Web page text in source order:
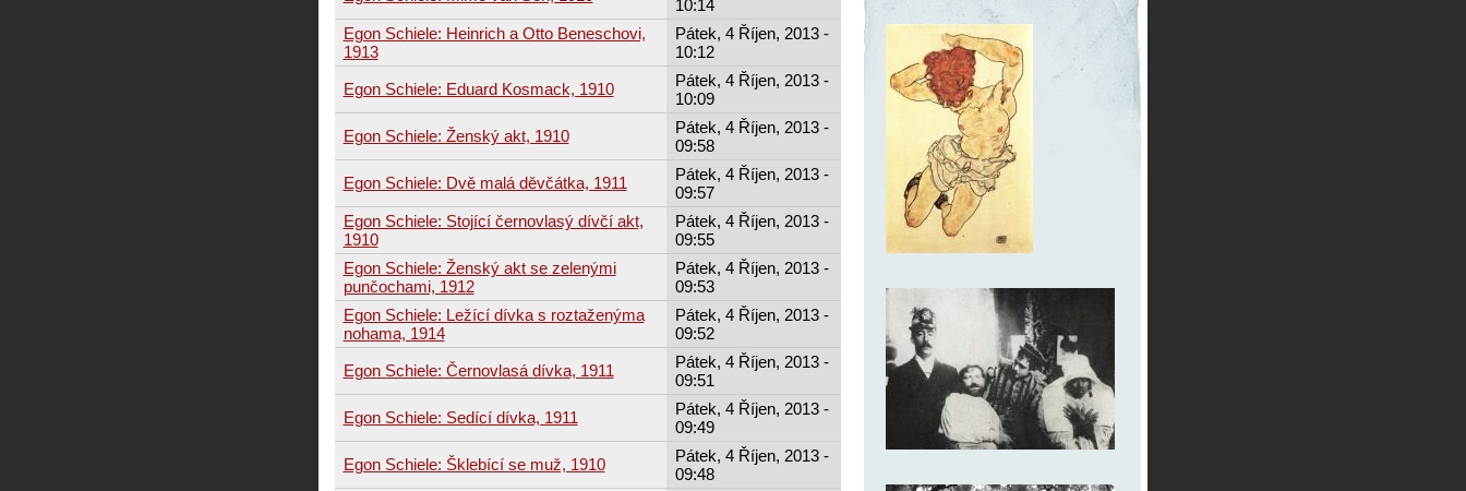
10:14
Egon Schiele: Heinrich a Otto Beneschovi,
1913
Pátek, 4 Říjen, 2013 -
10:12
Egon Schiele: Eduard Kosmack, 1910
Pátek, 4 Říjen, 2013 -
10:09
Egon Schiele: Ženský akt, 1910
Pátek, 4 Říjen, 2013 -
09:58
Egon Schiele: Dvě malá děvčátka, 1911
Pátek, 4 Říjen, 2013 -
09:57
Egon Schiele: Stojící černovlasý dívčí akt,
1910
Pátek, 4 Říjen, 2013 -
09:55
Egon Schiele: Ženský akt se zelenými
punčochami, 1912
Pátek, 4 Říjen, 2013 -
09:53
Egon Schiele: Ležící dívka s roztaženýma
nohama, 1914
Pátek, 4 Říjen, 2013 -
09:52
Egon Schiele: Černovlasá dívka, 1911
Pátek, 4 Říjen, 2013 -
09:51
Egon Schiele: Sedící dívka, 1911
Pátek, 4 Říjen, 2013 -
09:49
Egon Schiele: Šklebící se muž, 1910
Pátek, 4 Říjen, 2013 -
09:48